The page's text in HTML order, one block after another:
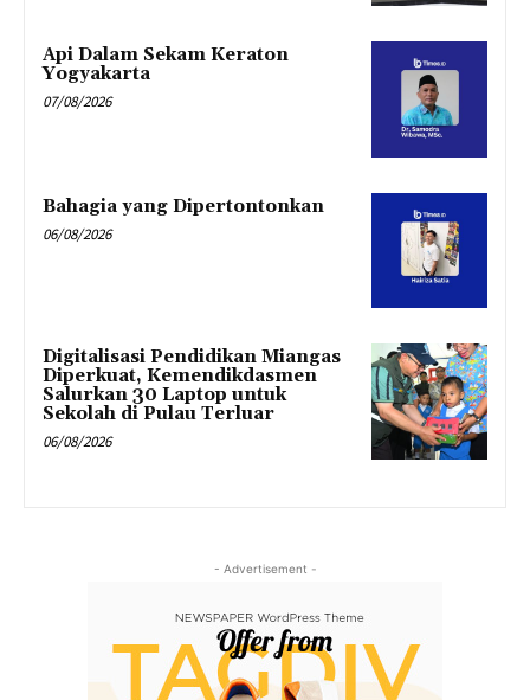
Api Dalam Sekam Keraton
Yogyakarta
07/08/2026
Bahagia yang Dipertontonkan
06/08/2026
Digitalisasi Pendidikan Miangas
Diperkuat, Kemendikdasmen
Salurkan 30 Laptop untuk
Sekolah di Pulau Terluar
06/08/2026
- Advertisement -